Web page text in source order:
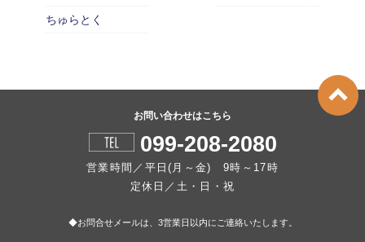
ちゅらとく
お問い合わせはこちら
099-208-2080
営業時間／平日(月～金) 9時～17時
定休日／土・日・祝
◆お問合せメールは、3営業日以内にご連絡いたします。